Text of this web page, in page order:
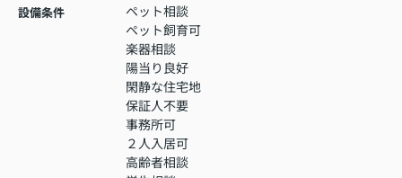
設備条件
ペット相談
ペット飼育可
楽器相談
陽当り良好
閑静な住宅地
保証人不要
事務所可
２人入居可
高齢者相談